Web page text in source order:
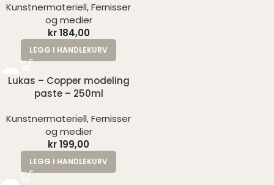
Kunstnermateriell,Fernisser
og medier
kr184,00
LEGG I HANDLEKURV
Lukas – Copper modeling
paste – 250ml
Kunstnermateriell,Fernisser
og medier
kr199,00
LEGG I HANDLEKURV